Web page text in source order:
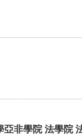
非學院 法學院